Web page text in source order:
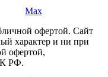
Max
офертой. Cайт
характер и ни при
офертой,
РФ.